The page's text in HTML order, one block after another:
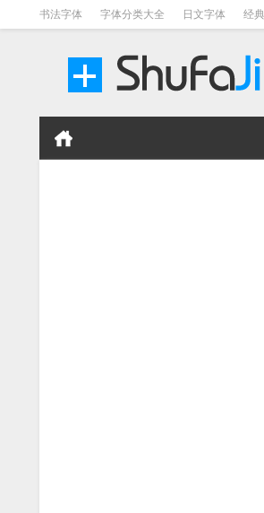
书法字体 字体分类大全 日文字体 经